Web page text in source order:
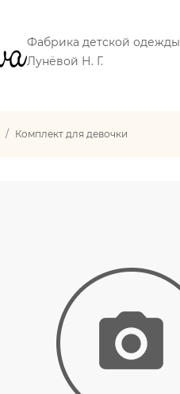
Фабрика детской одежды
Лунёвой Н. Г.
Комплект для девочки